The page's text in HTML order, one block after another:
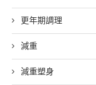
更年期調理
減重
減重塑身